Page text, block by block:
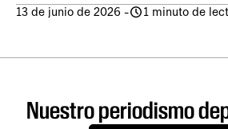
13 de junio de 2026 - 1 minuto de
Nuestro periodismo